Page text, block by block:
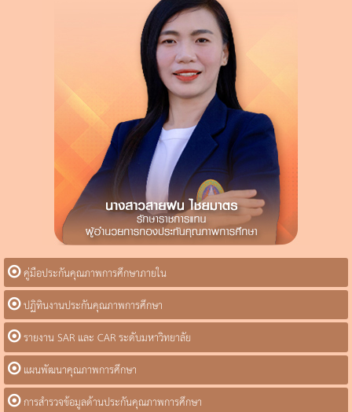
คู่มือประกันคุณภาพการศึกษาภายใน
ปฏิทินงานประกันคุณภาพการศึกษา
รายงาน SAR และ CAR ระดับมหาวิทยาลัย
แผนพัฒนาคุณภาพการศึกษา
การสำรวจข้อมูลด้านประกันคุณภาพการศึกษา